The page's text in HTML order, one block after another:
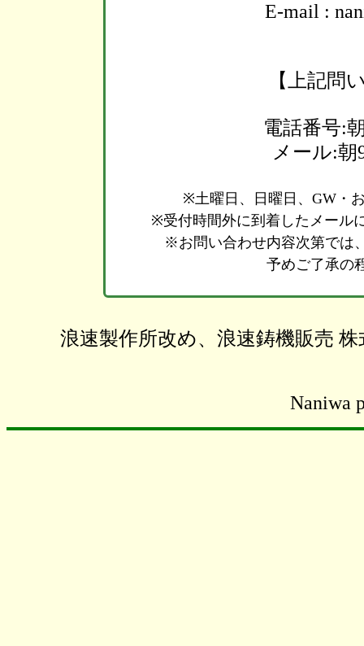
E-mail :
【上記問
電話番号:
メール:朝
※土曜日、日曜日、GW・
※受付時間外に到着したメール
※お問い合わせ内容次第では
予めご了承の
浪速製作所改め、浪速鋳機販売
Naniwa